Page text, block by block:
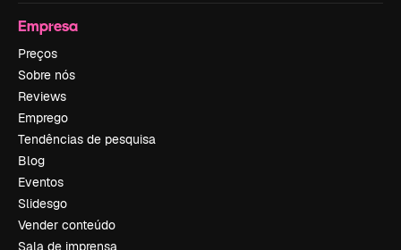
Empresa
Preços
Sobre nós
Reviews
Emprego
Tendências de pesquisa
Blog
Eventos
Slidesgo
Vender conteúdo
Sala de imprensa